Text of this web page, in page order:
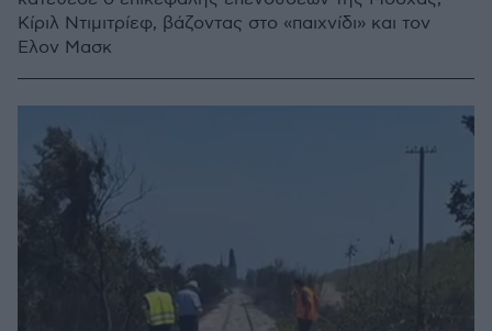
Κίριλ Ντιμιτρίεφ, βάζοντας στο «παιχνίδι» και τον
Έλον Μασκ